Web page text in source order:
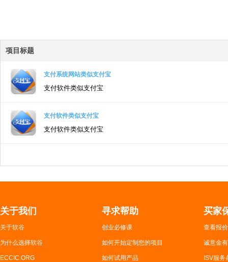
项目标题
支付系统网站类似支付宝
支付软件类似支付宝
支付软件类似支付宝
支付软件类似支付宝
关于我们
关于软谷
为什么选择软谷
ECCIC.ORG
寻求帮助
创业必修课
如何开始定制您的项目
如何试用产品
买家
查看报
诚意金
ISV服务